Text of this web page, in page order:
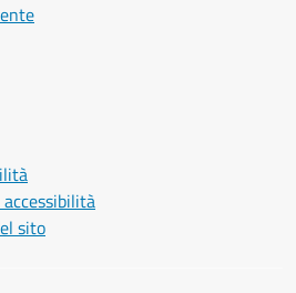
sito